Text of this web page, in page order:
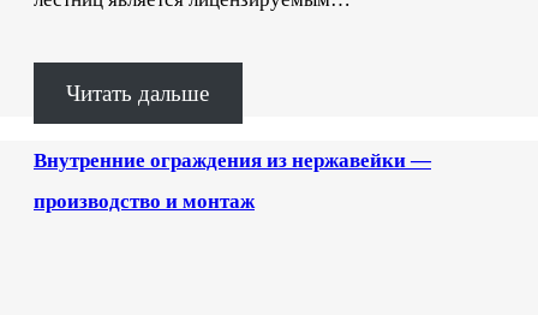
Читать дальше
Внутренние ограждения из нержавейки —
производство и монтаж